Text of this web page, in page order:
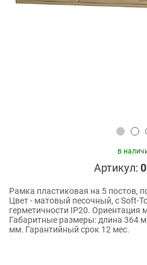
в
Артикул:
Рамка пластиковая на 5 постов,
Цвет - матовый песочный, с Soft-
герметичности IP20. Ориентация
Габаритные размеры: длина 364
мм. Гарантийный срок 12 мес.